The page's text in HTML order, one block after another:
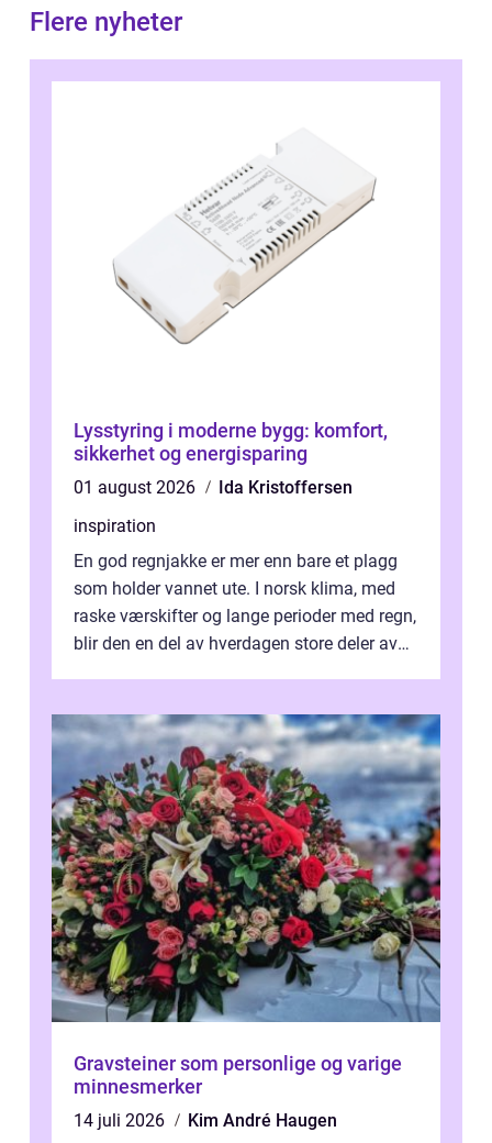
Flere nyheter
Lysstyring i moderne bygg: komfort,
sikkerhet og energisparing
01 august 2026
Ida Kristoffersen
inspiration
En god regnjakke er mer enn bare et plagg
som holder vannet ute. I norsk klima, med
raske værskifter og lange perioder med regn,
blir den en del av hverdagen store deler av
Gravsteiner som personlige og varige
minnesmerker
14 juli 2026
Kim André Haugen